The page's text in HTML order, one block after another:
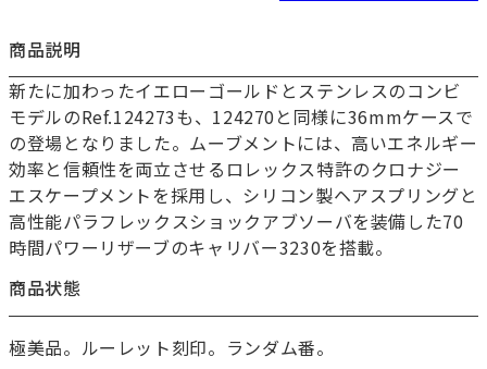
商品説明
新たに加わったイエローゴールドとステンレスのコンビ
モデルのRef.124273も、124270と同様に36mmケースで
の登場となりました。ムーブメントには、高いエネルギー
効率と信頼性を両立させるロレックス特許のクロナジー
エスケープメントを採用し、シリコン製ヘアスプリングと
高性能パラフレックスショックアブソーバを装備した70
時間パワーリザーブのキャリバー3230を搭載。
商品状態
極美品。ルーレット刻印。ランダム番。